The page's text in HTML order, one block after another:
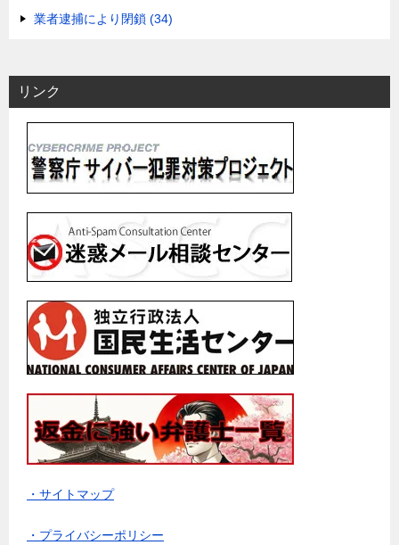
業者逮捕により閉鎖 (34)
リンク
・サイトマップ
・プライバシーポリシー